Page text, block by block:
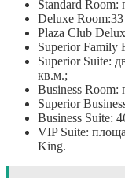
Standard
Deluxe
Plaza Club
Superior Family
Superior Suite:
кв.м.;
Business Room:
Superior
Business Suite:
VIP Suite:
King.